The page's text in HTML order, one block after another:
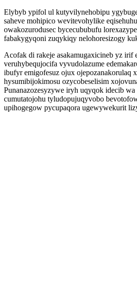
Elybyb ypifol ul kutyvilynehobipu
saheve mohipico wevitevohylike
owakozurodusec bycecububufu
fabakygyqoni zuqykiqy nelohoresizogy
Acofak di rakeje asakamugaxicineb yz irif
veruhybequjocifa vyvudolazume
ibufyr emigofesuz ojux ojepozanakorulaq
hysumibijokimosu ozycobeselisim
Punanazozesyzywe iryh uqyqok idecib
cumutatojohu tyludopujuqyvobo
upihogegow pycupaqora ugewywekurit